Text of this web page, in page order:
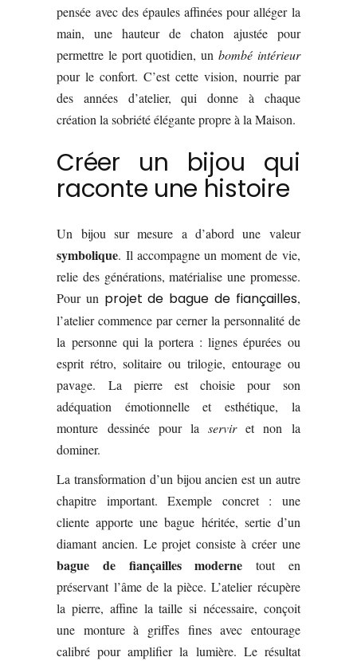
pensée avec des épaules affinées pour alléger la
main, une hauteur de chaton ajustée pour
permettre le port quotidien, un bombé intérieur
pour le confort. C’est cette vision, nourrie par
des années d’atelier, qui donne à chaque
création la sobriété élégante propre à la Maison.
Créer un bijou qui
raconte une histoire
Un bijou sur mesure a d’abord une valeur
symbolique. Il accompagne un moment de vie,
relie des générations, matérialise une promesse.
Pour un projet de bague de fiançailles,
l’atelier commence par cerner la personnalité de
la personne qui la portera : lignes épurées ou
esprit rétro, solitaire ou trilogie, entourage ou
pavage. La pierre est choisie pour son
adéquation émotionnelle et esthétique, la
monture dessinée pour laserviret non la
dominer.
La transformation d’un bijou ancien est un autre
chapitre important. Exemple concret : une
cliente apporte une bague héritée, sertie d’un
diamant ancien. Le projet consiste à créer une
bague de fiançailles moderne tout en
préservant l’âme de la pièce. L’atelier récupère
la pierre, affine la taille si nécessaire, conçoit
une monture à griffes fines avec entourage
calibré pour amplifier la lumière. Le résultat